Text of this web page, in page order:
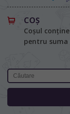
COŞ
Coșul conține
pentru suma